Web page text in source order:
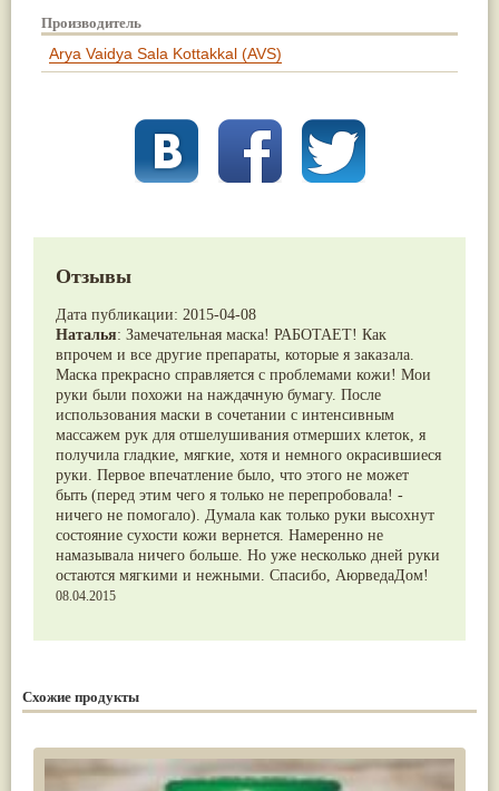
Производитель
Arya Vaidya Sala Kottakkal (AVS)
Отзывы
Дата публикации: 2015-04-08
Наталья: Замечательная маска! РАБОТАЕТ! Как
впрочем и все другие препараты, которые я заказала.
Маска прекрасно справляется с проблемами кожи! Мои
руки были похожи на наждачную бумагу. После
использования маски в сочетании с интенсивным
массажем рук для отшелушивания отмерших клеток, я
получила гладкие, мягкие, хотя и немного окрасившиеся
руки. Первое впечатление было, что этого не может
быть (перед этим чего я только не перепробовала! -
ничего не помогало). Думала как только руки высохнут
состояние сухости кожи вернется. Намеренно не
намазывала ничего больше. Но уже несколько дней руки
остаются мягкими и нежными. Спасибо, АюрведаДом!
08.04.2015
Схожие продукты